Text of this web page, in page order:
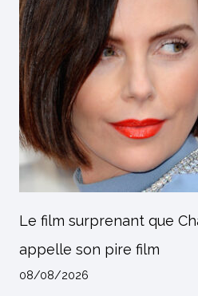
Le film surprenant que
appelle son pire film
08/08/2026